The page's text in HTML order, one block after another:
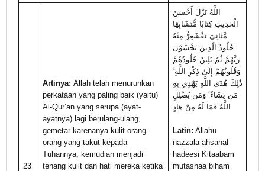
23
Artinya: Allah telah menurunkan
perkataan yang paling baik (yaitu)
Al-Qur’an yang serupa (ayat-
ayatnya) lagi berulang-ulang,
gemetar karenanya kulit orang-
orang yang takut kepada
Tuhannya, kemudian menjadi
tenang kulit dan hati mereka ketika
اللَّهُ نَزَّلَ أَحْسَنَ
الْحَدِيثِ كِتَابًا مُّتَشَابِهًا
مَّثَانِيَ تَقْشَعِرُّ مِنْهُ
جُلُودُ الَّذِينَ يَخْشَوْنَ
رَبَّهُمْ ثُمَّ تَلِينُ جُلُودُهُمْ
وَقُلُوبُهُمْ إِلَىٰ ذِكْرِ اللَّهِ ۚ
ذَٰلِكَ هُدَى اللَّهِ يَهْدِي بِهِ
مَن يَشَاءُ ۚ وَمَن يُضْلِلِ
اللَّهُ فَمَا لَهُ مِنْ هَادٍ
Latin: Allahu
nazzala ahsanal
hadeesi Kitaabam
mutashaa biham